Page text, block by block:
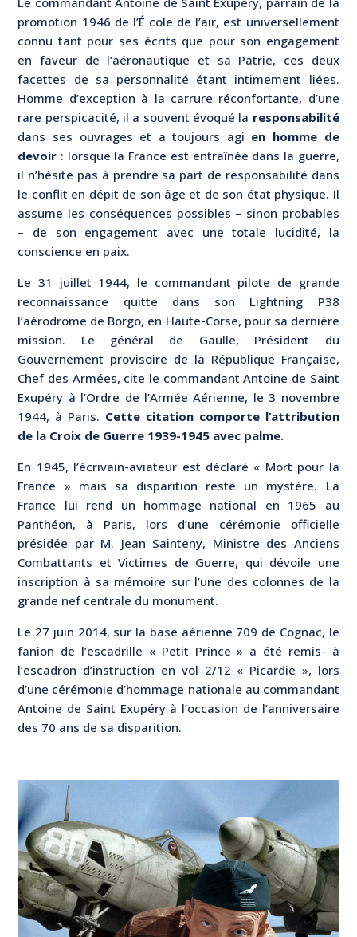
promotion 1946 de l’É cole de l’air, est universellement
connu tant pour ses écrits que pour son engagement
en faveur de l’aéronautique et sa Patrie, ces deux
facettes de sa personnalité étant intimement liées.
Homme d’exception à la carrure réconfortante, d’une
rare perspicacité, il a souvent évoqué la responsabilité
dans ses ouvrages et a toujours agi en homme de
devoir : lorsque la France est entraînée dans la guerre,
il n’hésite pas à prendre sa part de responsabilité dans
le conflit en dépit de son âge et de son état physique. Il
assume les conséquences possibles – sinon probables
– de son engagement avec une totale lucidité, la
conscience en paix.
Le 31 juillet 1944, le commandant pilote de grande
reconnaissance quitte dans son Lightning P38
l’aérodrome de Borgo, en Haute-Corse, pour sa dernière
mission. Le général de Gaulle, Président du
Gouvernement provisoire de la République Française,
Chef des Armées, cite le commandant Antoine de Saint
Exupéry à l’Ordre de l’Armée Aérienne, le 3 novembre
1944, à Paris. Cette citation comporte l’attribution
de la Croix de Guerre 1939-1945 avec palme.
En 1945, l’écrivain-aviateur est déclaré « Mort pour la
France » mais sa disparition reste un mystère. La
France lui rend un hommage national en 1965 au
Panthéon, à Paris, lors d’une cérémonie officielle
présidée par M. Jean Sainteny, Ministre des Anciens
Combattants et Victimes de Guerre, qui dévoile une
inscription à sa mémoire sur l’une des colonnes de la
grande nef centrale du monument.
Le 27 juin 2014, sur la base aérienne 709 de Cognac, le
fanion de l’escadrille « Petit Prince » a été remis- à
l’escadron d’instruction en vol 2/12 « Picardie », lors
d’une cérémonie d’hommage nationale au commandant
Antoine de Saint Exupéry à l’occasion de l’anniversaire
des 70 ans de sa disparition.